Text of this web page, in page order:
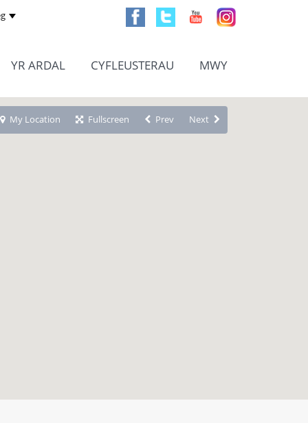
YR ARDAL CYFLEUSTERAU MWY
My Location Fullscreen Prev Next